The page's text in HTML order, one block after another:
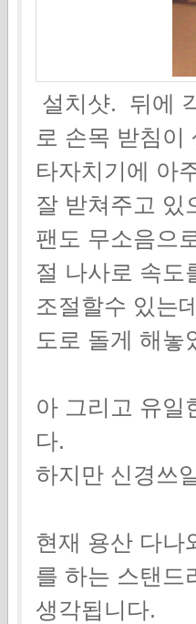
설치샷. 뒤에
로 손목 받침이
타자치기에 아
잘 받쳐주고 있
팬도 무소음으
절 나사로 속도
조절할수 있는
도로 돌게 해놓
아 그리고 유일
다.
하지만 신경쓰
현재 용산 다나
를 하는 스탠드
생각됩니다.